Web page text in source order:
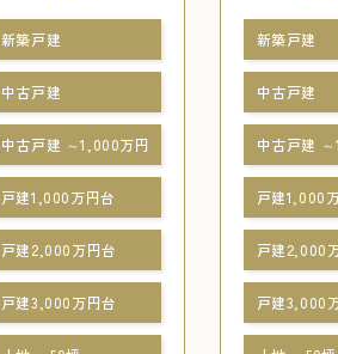
新築戸建
中古戸建
中古戸建 ～1,000万円
戸建1,000万円台
戸建2,000万円台
戸建3,000万円台
新築戸建
中古戸建
中古戸建
戸建1,000
戸建2,000
戸建3,000